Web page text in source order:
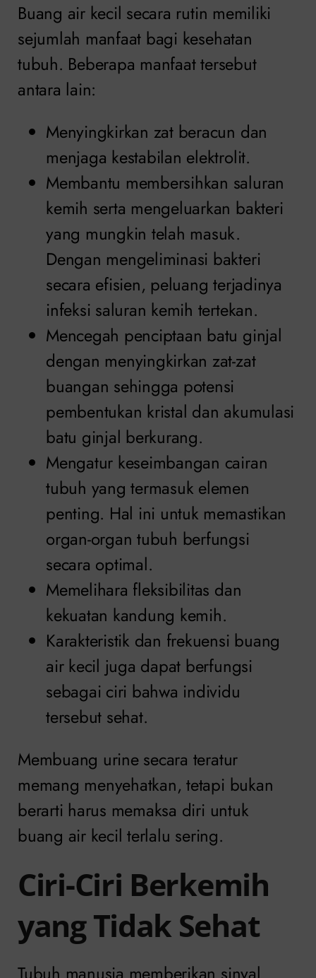
Buang air kecil secara rutin memiliki
sejumlah manfaat bagi kesehatan
tubuh. Beberapa manfaat tersebut
antara lain:
Menyingkirkan zat beracun dan
menjaga kestabilan elektrolit.
Membantu membersihkan saluran
kemih serta mengeluarkan bakteri
yang mungkin telah masuk.
Dengan mengeliminasi bakteri
secara efisien, peluang terjadinya
infeksi saluran kemih tertekan.
Mencegah penciptaan batu ginjal
dengan menyingkirkan zat-zat
buangan sehingga potensi
pembentukan kristal dan akumulasi
batu ginjal berkurang.
Mengatur keseimbangan cairan
tubuh yang termasuk elemen
penting. Hal ini untuk memastikan
organ-organ tubuh berfungsi
secara optimal.
Memelihara fleksibilitas dan
kekuatan kandung kemih.
Karakteristik dan frekuensi buang
air kecil juga dapat berfungsi
sebagai ciri bahwa individu
tersebut sehat.
Membuang urine secara teratur
memang menyehatkan, tetapi bukan
berarti harus memaksa diri untuk
buang air kecil terlalu sering.
Ciri-Ciri Berkemih
yang Tidak Sehat